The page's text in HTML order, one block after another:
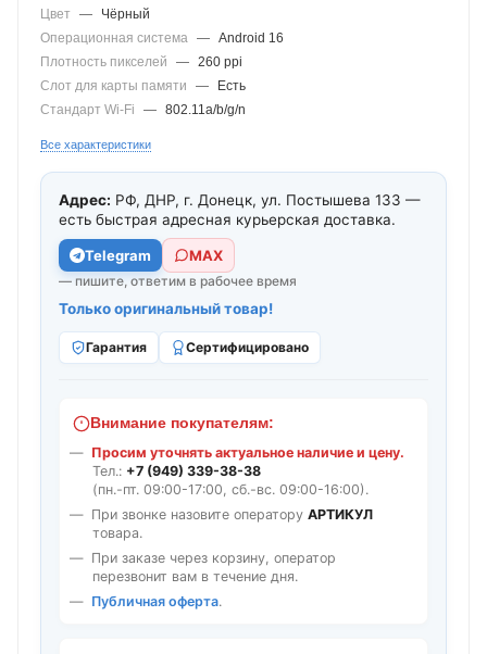
Цвет
—
Чёрный
Операционная система — Android 16
Плотность пикселей
— 260 ppi
Слот для карты памяти
—
Есть
Стандарт Wi-Fi
— 802.11a/b/g/n
Все характеристики
Адрес: РФ, ДНР, г. Донецк, ул. Постышева 133 —
есть быстрая адресная курьерская доставка.
Telegram МАХ
— пишите, ответим в рабочее время
Только оригинальный товар!
Гарантия Сертифицировано
Внимание покупателям:
Просим уточнять актуальное наличие и цену.
Тел.: +7 (949) 339-38-38
(пн.-пт. 09:00-17:00, сб.-вс. 09:00-16:00).
При звонке назовите оператору АРТИКУЛ
товара.
При заказе через корзину, оператор
перезвонит вам в течение дня.
Публичная оферта.